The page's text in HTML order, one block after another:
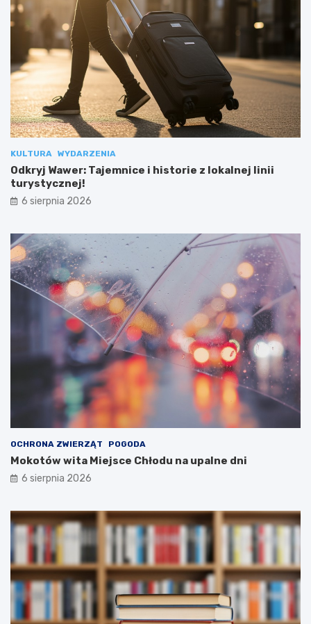
KULTURA WYDARZENIA
Odkryj Wawer: Tajemnice i historie z lokalnej linii
turystycznej!
6 sierpnia 2026
OCHRONA ZWIERZĄT POGODA
Mokotów wita Miejsce Chłodu na upalne dni
6 sierpnia 2026